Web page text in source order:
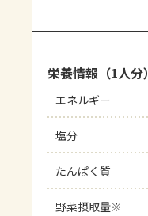
栄養情報（1人分）
エネルギー
塩分
たんぱく質
野菜摂取量※